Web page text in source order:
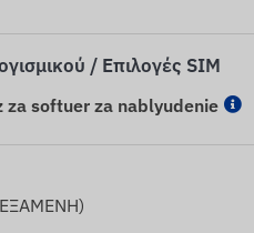
/ Επιλογές SIM
za softuer za nablyudenie